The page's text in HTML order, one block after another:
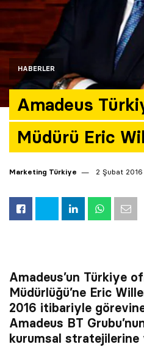
HABERLER
Amadeus
Müdürü Eric
Marketing Türkiye 2 Şubat 2016
Amadeus’un Türkiye
Müdürlüğü’ne Eric
2016 itibariyle
Amadeus BT
kurumsal stratejilerine